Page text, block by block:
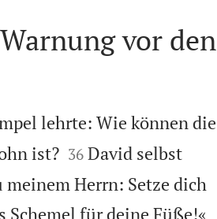
vor den
lehrte: Wie können die
ist?
36 David selbst
meinem Herrn: Setze dich
Schemel für deine Füße!«